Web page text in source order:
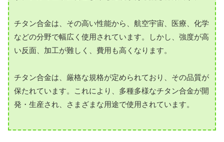
チタン合金は、その高い性能から、航空宇宙、医療、化学
などの分野で幅広く使用されています。しかし、強度が高
い反面、加工が難しく、費用も高くなります。
チタン合金は、厳格な規格が定められており、その品質が
保たれています。これにより、多種多様なチタン合金が開
発・生産され、さまざまな用途で使用されています。